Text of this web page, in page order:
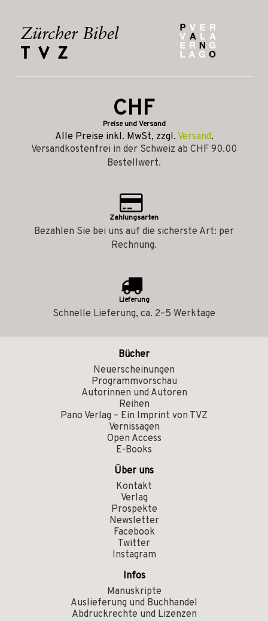
CHF
Preise und Versand
Alle Preise inkl. MwSt, zzgl. Versand.
Versandkostenfrei in der Schweiz ab CHF 90.00
Bestellwert.
Zahlungsarten
Bezahlen Sie bei uns auf die sicherste Art: per
Rechnung.
Lieferung
Schnelle Lieferung, ca. 2–5 Werktage
Bücher
Neuerscheinungen
Programmvorschau
Autorinnen und Autoren
Reihen
Pano Verlag – Ein Imprint von TVZ
Vernissagen
Open Access
E-Books
Über uns
Kontakt
Verlag
Prospekte
Newsletter
Facebook
Twitter
Instagram
Infos
Manuskripte
Auslieferung und Buchhandel
Abdruckrechte und Lizenzen